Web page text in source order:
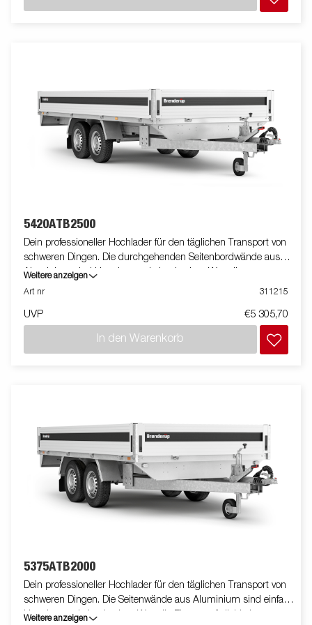
5420ATB2500
Dein professioneller Hochlader für den täglichen Transport von
schweren Dingen. Die durchgehenden Seitenbordwände aus
Aluminium sind klappbar und abnehmbar. Was die
Einsatzmöglichkeiten erhöht. Du kannst den Anhänger auch als
Öse) im Rahmen machen es Dir sehr einfach deine Ladung zu
Bilder dienen lediglich der Veranschaulichung. Abbildung
Weitere anzeigen
Art nr
311215
UVP €5 305,70
In den Warenkorb
5375ATB2000
Dein professioneller Hochlader für den täglichen Transport von
schweren Dingen. Die Seitenwände aus Aluminium sind einfach
klappbar und abnehmbar. Was die Einsatzmöglichkeiten
Weitere anzeigen